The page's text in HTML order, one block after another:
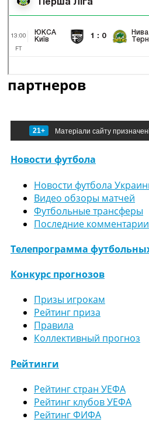
партнеров
21+ Матеріали сайту
Новости футбола
Новости футбола
Видео обзоры матчей
Футбольные трансферы
Последние комментарии
Телепрограмма
Конкурс прогнозов
Призы игрокам
Рейтинг приза
Правила
Коллективный прогноз
Рейтинги
Рейтинг стран УЕФА
Рейтинг клубов УЕФА
Рейтинг ФИФА